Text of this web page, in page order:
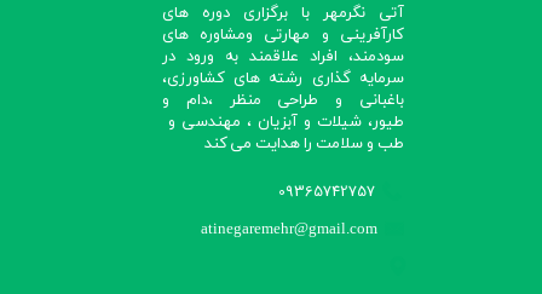
آتی نگرمهر با برگزاری دوره های
کارآفرینی و مهارتی ومشاوره های
سودمند، افراد علاقمند به ورود در
سرمایه گذاری رشته های کشاورزی،
باغبانی و طراحی منظر ،دام و
طیور، شیلات و آبزیان ، مهندسی و
طب و سلامت را هدایت می کند​​​​​​​
09365742757
atinegaremehr@gmail.com